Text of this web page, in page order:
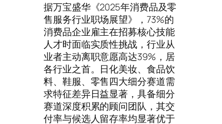
据万宝盛华《2025年消费品及零
售服务行业职场展望》，73%的
消费品企业雇主在招募核心技能
人才时面临实质性挑战，行业从
业者主动离职意愿高达39%，居
各行业之首。日化美妆、食品饮
料、鞋服、零售四大细分赛道需
求特征差异日益显著，具备细分
赛道深度积累的顾问团队，其交
付率与候选人留存率均显著优于